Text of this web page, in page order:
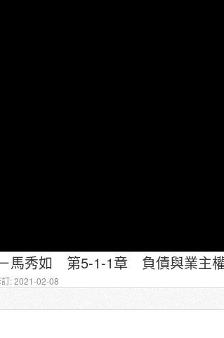
馬秀如 第5-1-1章 負債與業主
: 2021-02-08